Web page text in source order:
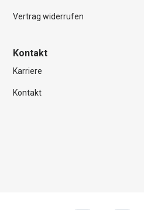
Vertrag widerrufen
Kontakt
Karriere
Kontakt